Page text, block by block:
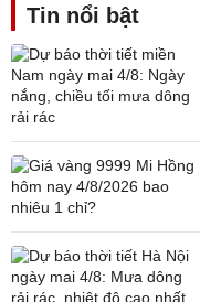
Tin nổi bật